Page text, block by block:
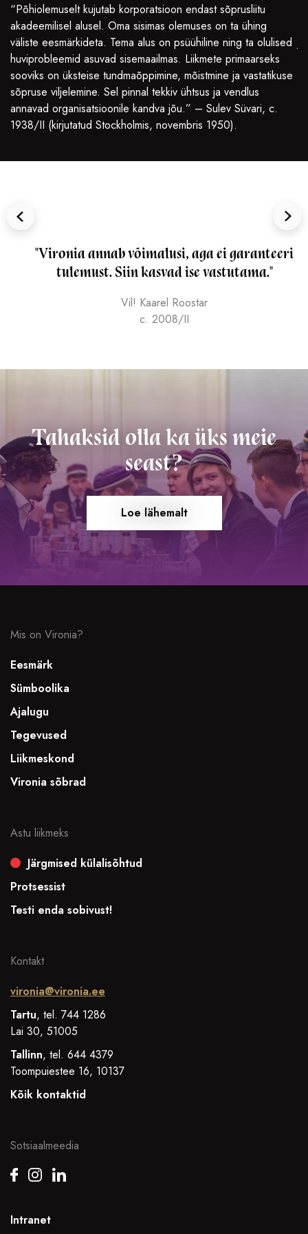
“Põhiolemuselt kujutab korporatsioon endast sõprusliitu
akadeemilisel alusel. Oma sisimas olemuses on ta ühing
väliste eesmärkideta. Tema alus on psüühiline ning ta olulised
huviprobleemid asuvad sisemaailmas. Liikmete primaarseks
sooviks on üksteise tundmaõppimine, mõistmine ja vastatikuse
sõpruse viljelemine. Sel pinnal tekkiv ühtsus ja vendlus
annavad organisatsioonile kandva jõu.” – Sulev Süvari, c.
1938/II (kirjutatud Stockholmis, novembris 1950).
"Vironia annab võimalusi, aga ei garanteeri
tulemust. Siin kasvad ise vastutama."
Vil! Kaarel Roostar
c. 2008/II
Tahaksid olla ka üks meie
seast?
Loe lähemalt
Mis on Vironia?
Eesmärk
Sümboolika
Ajalugu
Tegevused
Liikmeskond
Vironia sõbrad
Astu liikmeks
Järgmised külalisõhtud
Protsessist
Testi enda sobivust!
Kontakt
vironia@vironia.ee
Tartu, tel. 744 1286
Lai 30, 51005
Tallinn, tel. 644 4379
Toompuiestee 16, 10137
Kõik kontaktid
Sotsiaalmeedia
Intranet